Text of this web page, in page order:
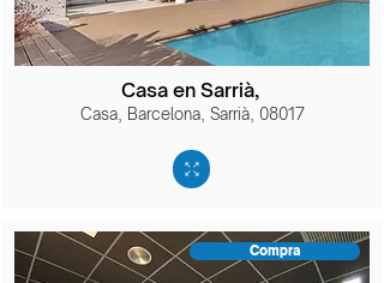
Casa en Sarrià,
Casa, Barcelona, Sarrià, 08017
Compra